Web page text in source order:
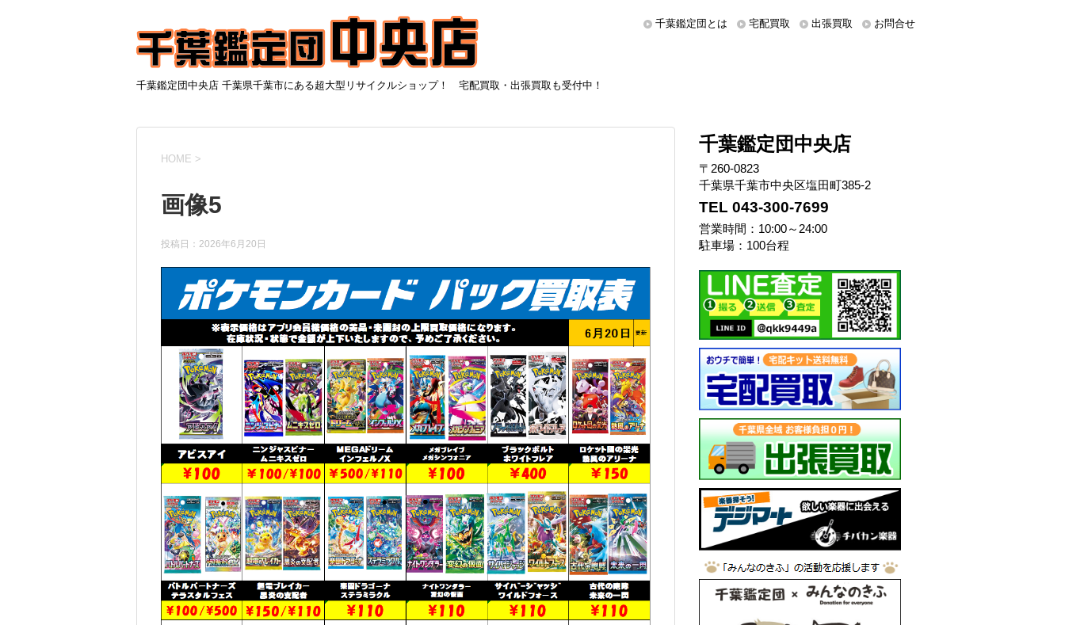
千葉鑑定団中央店 千葉県千葉市にある超大型リサイクルショップ！ 宅配買取・出張買取も受付中！
千葉鑑定団とは 宅配買取 出張買取 お問合せ
HOME >
画像5
投稿日： 2026年6月20日
千葉鑑定団中央店
〒260-0823
千葉県千葉市中央区塩田町385-2
TEL 043-300-7699
営業時間：10:00～24:00
駐車場：100台程